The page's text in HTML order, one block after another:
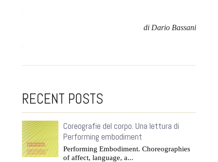
di Dario Bassani
RECENT POSTS
Coreografie del corpo. Una lettura di
Performing embodiment
Performing Embodiment. Choreographies
of affect, language, a...